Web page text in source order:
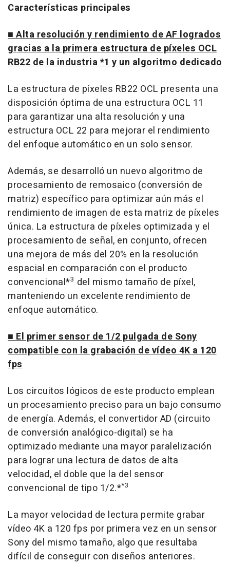
Características principales
■ Alta resolución y rendimiento de AF logrados
gracias a la primera estructura de píxeles OCL
RB22 de la industria *1 y un algoritmo dedicado
La estructura de píxeles RB22 OCL presenta una
disposición óptima de una estructura OCL 11
para garantizar una alta resolución y una
estructura OCL 22 para mejorar el rendimiento
del enfoque automático en un solo sensor.
Además, se desarrolló un nuevo algoritmo de
procesamiento de remosaico (conversión de
matriz) específico para optimizar aún más el
rendimiento de imagen de esta matriz de píxeles
única. La estructura de píxeles optimizada y el
procesamiento de señal, en conjunto, ofrecen
una mejora de más del 20% en la resolución
espacial en comparación con el producto
convencional*3 del mismo tamaño de píxel,
manteniendo un excelente rendimiento de
enfoque automático.
■ El primer sensor de 1/2 pulgada de Sony
compatible con la grabación de vídeo 4K a 120
fps
Los circuitos lógicos de este producto emplean
un procesamiento preciso para un bajo consumo
de energía. Además, el convertidor AD (circuito
de conversión analógico-digital) se ha
optimizado mediante una mayor paralelización
para lograr una lectura de datos de alta
velocidad, el doble que la del sensor
convencional de tipo 1/2.**3
La mayor velocidad de lectura permite grabar
vídeo 4K a 120 fps por primera vez en un sensor
Sony del mismo tamaño, algo que resultaba
difícil de conseguir con diseños anteriores.